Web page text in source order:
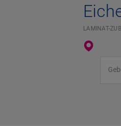
LAMINAT-